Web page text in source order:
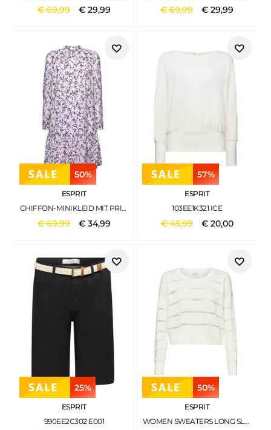
€69,99 € 29,99 €69,99 €29,99
50%
ESPRIT
CHIFFON-MINIKLEID MIT PRINT LAVENDER
€69,99 € 34,99
57%
ESPRIT
103EE1K321 ICE
€45,99 € 20,00
25%
ESPRIT
990EE2C302 E001
50%
ESPRIT
WOMEN SWEATERS LONG SLEEVE OFF WHITE